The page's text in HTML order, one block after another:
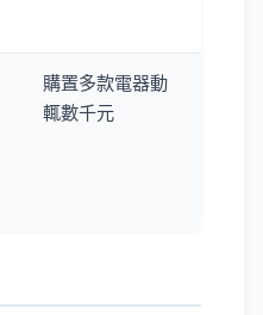
購置多款電器動
輒數千元